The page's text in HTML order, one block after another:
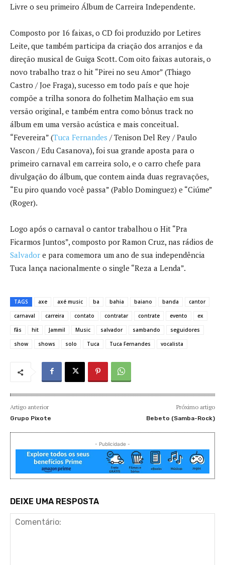
Livre o seu primeiro Álbum de Carreira Independente.
Composto por 16 faixas, o CD foi produzido por Letires
Leite, que também participa da criação dos arranjos e da
direção musical de Guiga Scott. Com oito faixas autorais, o
novo trabalho traz o hit “Pirei no seu Amor” (Thiago
Castro / Joe Fraga), sucesso em todo país e que hoje
compõe a trilha sonora do folhetim Malhação em sua
versão original, e também entra como bônus track no
álbum em uma versão acústica e mais conceitual.
“Fevereira” (Tuca Fernandes / Tenison Del Rey / Paulo
Vascon / Edu Casanova), foi sua grande aposta para o
primeiro carnaval em carreira solo, e o carro chefe para
divulgação do álbum, que contem ainda duas regravações,
“Eu piro quando você passa” (Pablo Dominguez) e “Ciúme”
(Roger).
Logo após o carnaval o cantor trabalhou o Hit “Pra
Ficarmos Juntos”, composto por Ramon Cruz, nas rádios de
Salvador e para comemora um ano de sua independência
Tuca lança nacionalmente o single “Reza a Lenda”.
TAGS axe axé music ba bahia baiano banda
cantor
carnaval
carreira contato contratar contrate evento
ex
fãs
hit Jammil Music salvador sambando
seguidores
show
shows solo Tuca Tuca Fernandes vocalista
Artigo anterior
Grupo Pixote
Próximo artigo
Bebeto (Samba-Rock)
- Publicidade -
DEIXE UMA RESPOSTA